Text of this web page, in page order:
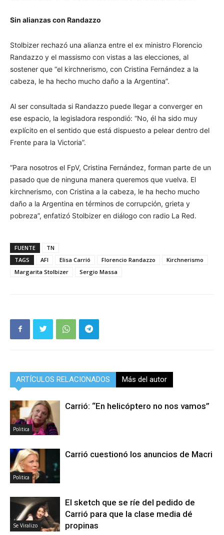
Sin alianzas con Randazzo
Stolbizer rechazó una alianza entre el ex ministro Florencio
Randazzo y el massismo con vistas a las elecciones, al
sostener que “el kirchnerismo, con Cristina Fernández a la
cabeza, le ha hecho mucho daño a la Argentina”.
Al ser consultada si Randazzo puede llegar a converger en
ese espacio, la legisladora respondió: “No, él ha sido muy
explícito en el sentido que está dispuesto a pelear dentro del
Frente para la Victoria”.
“Para nosotros el FpV, Cristina Fernández, forman parte de un
pasado que de ninguna manera queremos que vuelva. El
kirchnerismo, con Cristina a la cabeza, le ha hecho mucho
daño a la Argentina en términos de corrupción, grieta y
pobreza”, enfatizó Stolbizer en diálogo con radio La Red.
FUENTE
TN
TAGS
AFI Elisa Carrió Florencio Randazzo
Kirchnerismo
Margarita Stolbizer
Sergio Massa
ARTÍCULOS RELACIONADOS Más del autor
Politica
Carrió: “En helicóptero no nos vamos”
Politica
Carrió cuestionó los anuncios de Macri
Se Viralizo
El sketch que se ríe del pedido de
Carrió para que la clase media dé
propinas